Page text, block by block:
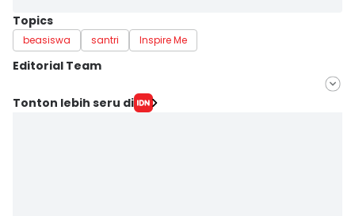
Topics
beasiswa santri Inspire Me
Editorial Team
Editor
Tonton lebih seru di